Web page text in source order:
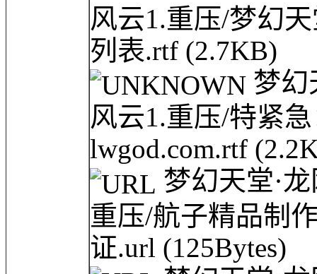
风云1.重压/梦幻
列表.rtf (2.7KB)
梦幻
风云1.重压/特紧
lwgod.com.rtf
梦幻天堂·
重压/航子精品制
证.url (125Bytes)